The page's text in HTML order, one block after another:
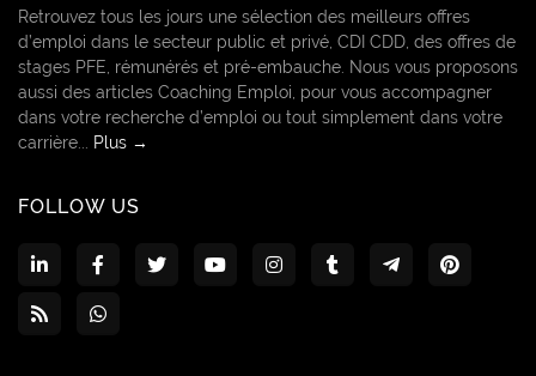
Retrouvez tous les jours une sélection des meilleurs offres
d’emploi dans le secteur public et privé, CDI CDD, des offres de
stages PFE, rémunérés et pré-embauche. Nous vous proposons
aussi des articles Coaching Emploi, pour vous accompagner
dans votre recherche d’emploi ou tout simplement dans votre
carrière...
Plus →
FOLLOW US